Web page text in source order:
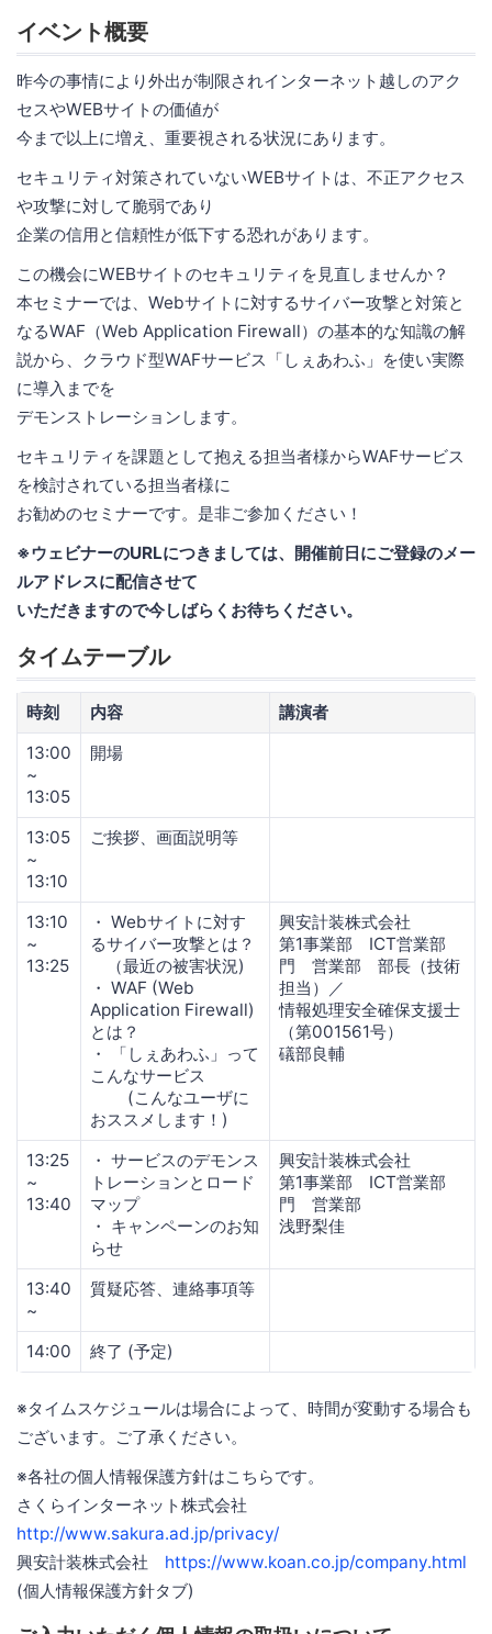
イベント概要
昨今の事情により外出が制限されインターネット越しのアク
セスやWEBサイトの価値が
今まで以上に増え、重要視される状況にあります。
セキュリティ対策されていないWEBサイトは、不正アクセス
や攻撃に対して脆弱であり
企業の信用と信頼性が低下する恐れがあります。
この機会にWEBサイトのセキュリティを見直しませんか？
本セミナーでは、Webサイトに対するサイバー攻撃と対策と
なるWAF（Web Application Firewall）の基本的な知識の解
説から、クラウド型WAFサービス「しぇあわふ」を使い実際
に導入までを
デモンストレーションします。
セキュリティを課題として抱える担当者様からWAFサービス
を検討されている担当者様に
お勧めのセミナーです。是非ご参加ください！
※ウェビナーのURLにつきましては、開催前日にご登録のメー
ルアドレスに配信させて
いただきますので今しばらくお待ちください。
タイムテーブル
時刻 内容
講演者
13:00
~
13:05
開場
13:05
~
13:10
ご挨拶、画面説明等
13:10
~
13:25
・ Webサイトに対す
るサイバー攻撃とは？
（最近の被害状況)
・ WAF (Web
Application Firewall)
とは？
・ 「しぇあわふ」って
こんなサービス
(こんなユーザに
おススメします！)
興安計装株式会社
第1事業部 ICT営業部
門 営業部 部長（技術
担当）／
情報処理安全確保支援士
（第001561号）
礒部良輔
13:25
~
13:40
・ サービスのデモンス
トレーションとロード
マップ
・ キャンペーンのお知
らせ
興安計装株式会社
第1事業部 ICT営業部
門 営業部
浅野梨佳
13:40
~
質疑応答、連絡事項等
14:00 終了 (予定)
※タイムスケジュールは場合によって、時間が変動する場合も
ございます。ご了承ください。
※各社の個人情報保護方針はこちらです。
さくらインターネット株式会社
http://www.sakura.ad.jp/privacy/
興安計装株式会社 https://www.koan.co.jp/company.html
(個人情報保護方針タブ)